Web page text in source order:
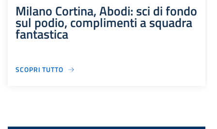
Milano Cortina, Abodi: sci di fondo
sul podio, complimenti a squadra
fantastica
SCOPRI TUTTO